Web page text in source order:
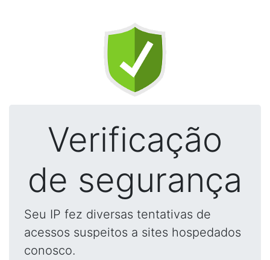
Verificação
de segurança
Seu IP fez diversas tentativas de
acessos suspeitos a sites hospedados
conosco.